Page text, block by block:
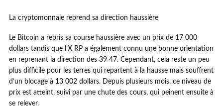
La cryptomonnaie reprend sa direction haussière
Le Bitcoin a repris sa course haussière avec un prix de 17 000
dollars tandis que l’X RP a également connu une bonne orientation
en reprenant la direction des 39 47. Cependant, cela reste un peu
plus difficile pour les terres qui repartent à la hausse mais souffrent
d’un blocage à 13 002 dollars. Depuis plusieurs mois, ce niveau de
prix est atteint, suivi par une chute des cours, qui peinent ensuite à
se relever.